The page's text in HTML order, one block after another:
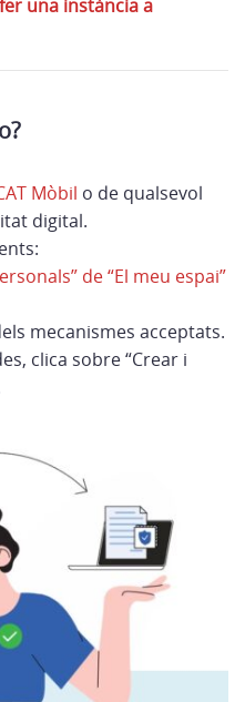
una instància a
Mòbil o de qualsevol
digital.
de “El meu espai”
mecanismes acceptats.
clica sobre “Crear i